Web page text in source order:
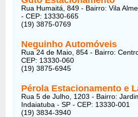
Rua Humaitá, 849 - Bairro: Vila
- CEP: 13330-665
(19) 3875-0769
Neguinho Automóveis
Rua 24 de Maio, 854 - Bairro:
CEP: 13330-060
(19) 3875-6945
Pérola Estacionamento e
Rua 5 de Julho, 1203 - Bairro:
Indaiatuba - SP - CEP: 13330-001
(19) 3834-3940